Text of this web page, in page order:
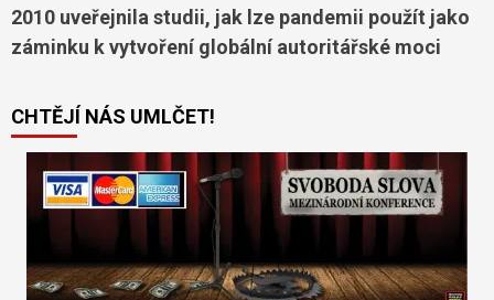
2010 uveřejnila studii, jak lze pandemii použít jako
záminku k vytvoření globální autoritářské moci
CHTĚJÍ NÁS UMLČET!